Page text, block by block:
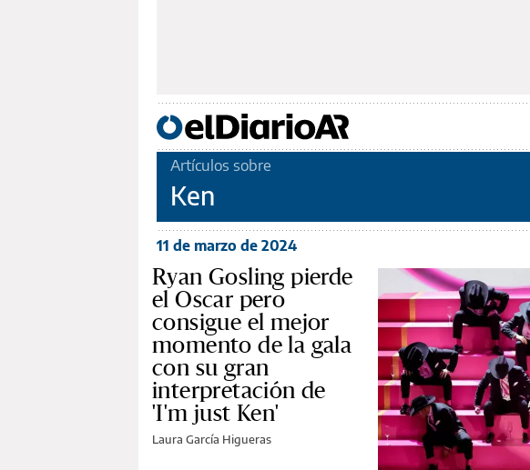
Artículos sobre
Ken
11 de marzo de 2024
Ryan Gosling pierde
el Oscar pero
consigue el mejor
momento de la gala
con su gran
interpretación de
'I'm just Ken'
Laura García Higueras